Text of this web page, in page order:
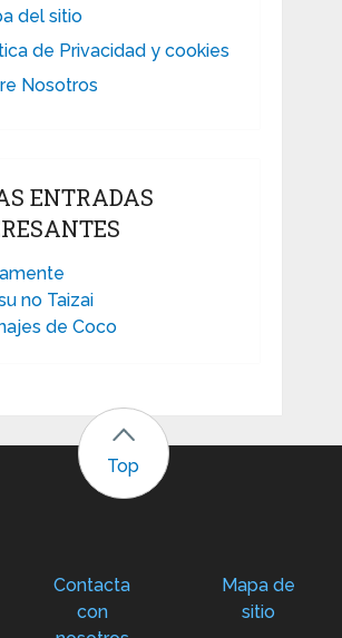
del sitio
de Privacidad y cookies
Nosotros
ENTRADAS
no Taizai
de Coco
Top
Contacta
con
Mapa de
sitio